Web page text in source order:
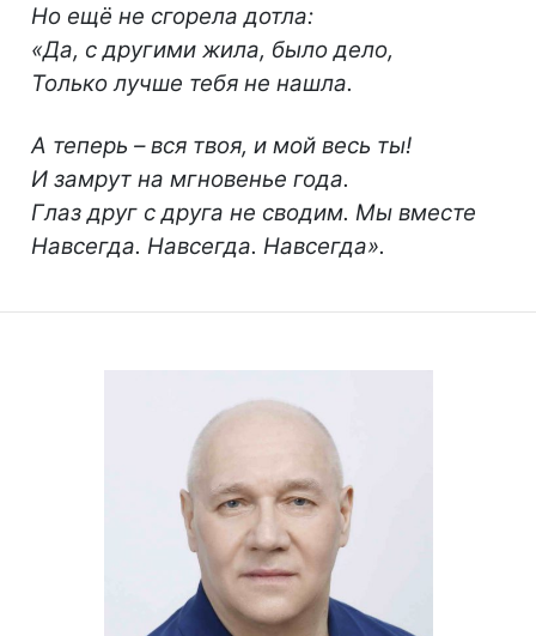
Но ещё не сгорела дотла:
«Да, с другими жила, было дело,
Только лучше тебя не нашла.
А теперь – вся твоя, и мой весь ты!
И замрут на мгновенье года.
Глаз друг с друга не сводим. Мы вместе
Навсегда. Навсегда. Навсегда».